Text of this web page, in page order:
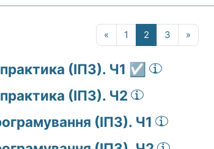
« Попередня сторінка
1 Сторінка 1
2 Сторінка 2
3 Сторінка 3
»
(ІПЗ). Ч1 ☑️
(ІПЗ). Ч2
(ІПЗ). Ч1